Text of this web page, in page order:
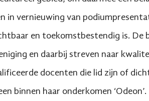
in vernieuwing van
en toekomstbestendig is. De
en daarbij streven naar
docenten die lid zijn of
binnen haar onderkomen ‘Odeon’.